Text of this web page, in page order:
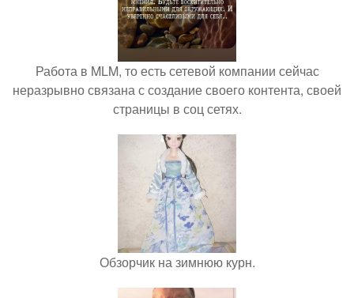
Работа в MLM, то есть сетевой компании сейчас
неразрывно связана с создание своего контента, своей
страницы в соц сетях.
Обзорчик на зимнюю курн.